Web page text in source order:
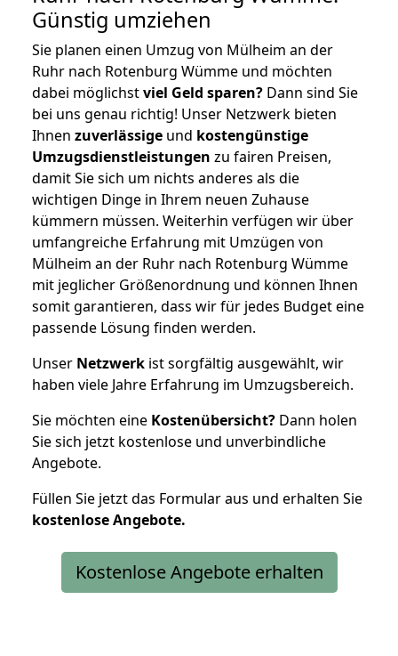
Günstig umziehen
Sie planen einen Umzug von Mülheim an der
Ruhr nach Rotenburg Wümme und möchten
dabei möglichstviel Geld sparen? Dann sind Sie
bei uns genau richtig! Unser Netzwerk bieten
Ihnen zuverlässige und kostengünstige
Umzugsdienstleistungen zu fairen Preisen,
damit Sie sich um nichts anderes als die
wichtigen Dinge in Ihrem neuen Zuhause
kümmern müssen. Weiterhin verfügen wir über
umfangreiche Erfahrung mit Umzügen von
Mülheim an der Ruhr nach Rotenburg Wümme
mit jeglicher Größenordnung und können Ihnen
somit garantieren, dass wir für jedes Budget eine
passende Lösung finden werden.
Unser Netzwerk ist sorgfältig ausgewählt, wir
haben viele Jahre Erfahrung im Umzugsbereich.
Sie möchten eine Kostenübersicht? Dann holen
Sie sich jetzt kostenlose und unverbindliche
Angebote.
Füllen Sie jetzt das Formular aus und erhalten Sie
kostenloseAngebote.
Kostenlose Angebote erhalten